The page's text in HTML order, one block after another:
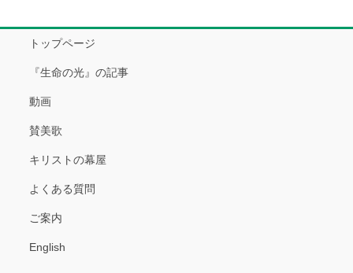
トップページ
『生命の光』の記事
動画
賛美歌
キリストの幕屋
よくある質問
ご案内
English